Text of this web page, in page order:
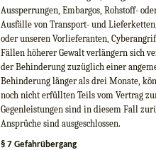
Aussperrungen, Embargos, Rohstoff-
Ausfälle von Transport- und
oder unseren Vorlieferanten,
Fällen höherer Gewalt verlängern sich
der Behinderung zuzüglich einer
Behinderung länger als drei Monate,
noch nicht erfüllten Teils vom Vertrag
Gegenleistungen sind in diesem Fall
Ansprüche sind ausgeschlossen.
§ 7 Gefahrübergang